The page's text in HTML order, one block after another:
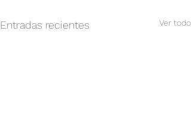
Entradas recientes Ver todo